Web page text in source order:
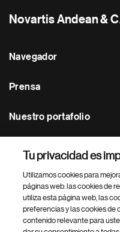
Novartis Andean &
Navegador
Prensa
Nuestro portafolio
Footer Site Search
Tu privacidad es
Utilizamos cookies para
páginas web: las cookies de
utiliza esta página web, las
preferencias y las cookies de
contenido relevante para